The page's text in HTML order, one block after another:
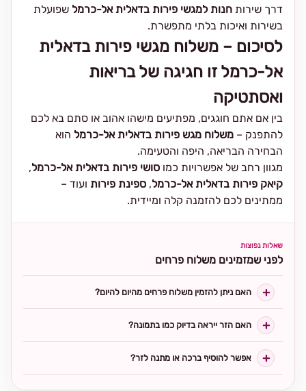
דרך שירות חנות למגשי פירות בדאלית אל-כרמל שפועלת
בשירות ואיכות בלתי מתפשרת.
לסיכום – משלוח מגשי פירות בדאלית
אל-כרמל זו חגיגה של בריאות
ואסתטיקה
בין אם אתם חוגגים, מפתיעים מישהו אהוב או סתם בא לכם
להתפנק – משלוח מגש פירות בדאלית אל-כרמל הוא
הבחירה הבריאה, היפה והטעימה.
מגוון רחב של אפשרויות כמו סושי פירות בדאלית אל-כרמל,
קיאק פירות בדאלית אל-כרמל, ספינת פירות ועוד –
ממתינים לכם להזמנה קלה ומיידית.
שאלות נפוצות
לפני שמזמינים משלוח פרחים
האם ניתן להזמין משלוח פרחים מהיום להיום?
האם הזר ייראה בדיוק כמו בתמונה?
אפשר להוסיף ברכה או מתנה לזר?